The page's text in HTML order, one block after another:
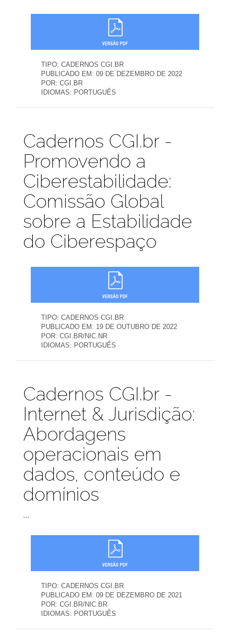
TIPO: CADERNOS CGI.BR
PUBLICADO EM: 09 DE DEZEMBRO DE 2022
POR: CGI.BR
IDIOMAS: PORTUGUÊS
Publicações
Cadernos CGI.br -
Promovendo a
Ciberestabilidade:
Comissão Global
sobre a Estabilidade
do Ciberespaço
TIPO: CADERNOS CGI.BR
PUBLICADO EM: 19 DE OUTUBRO DE 2022
POR: CGI.BR/NIC.NR
IDIOMAS: PORTUGUÊS
Publicações
Cadernos CGI.br -
Internet & Jurisdição:
Abordagens
operacionais em
dados, conteúdo e
domínios
...
TIPO: CADERNOS CGI.BR
PUBLICADO EM: 09 DE DEZEMBRO DE 2021
POR: CGI.BR/NIC.BR
IDIOMAS: PORTUGUÊS